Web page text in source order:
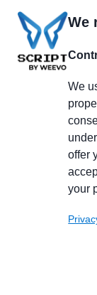
We
We
offer
your